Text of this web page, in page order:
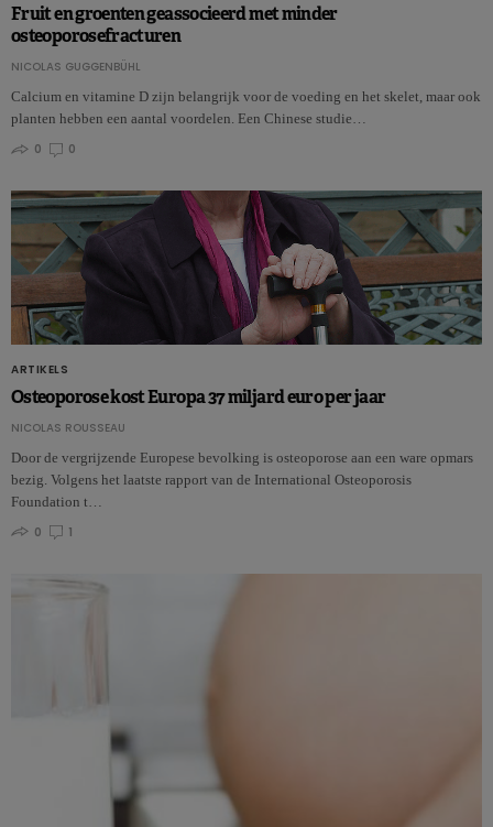
Fruit en groenten geassocieerd met minder
osteoporosefracturen
NICOLAS GUGGENBÜHL
Calcium en vitamine D zijn belangrijk voor de voeding en het skelet, maar ook
planten hebben een aantal voordelen. Een Chinese studie…
0
0
ARTIKELS
Osteoporose kost Europa 37 miljard euro per jaar
NICOLAS ROUSSEAU
Door de vergrijzende Europese bevolking is osteoporose aan een ware opmars
bezig. Volgens het laatste rapport van de International Osteoporosis
Foundation t…
0
1